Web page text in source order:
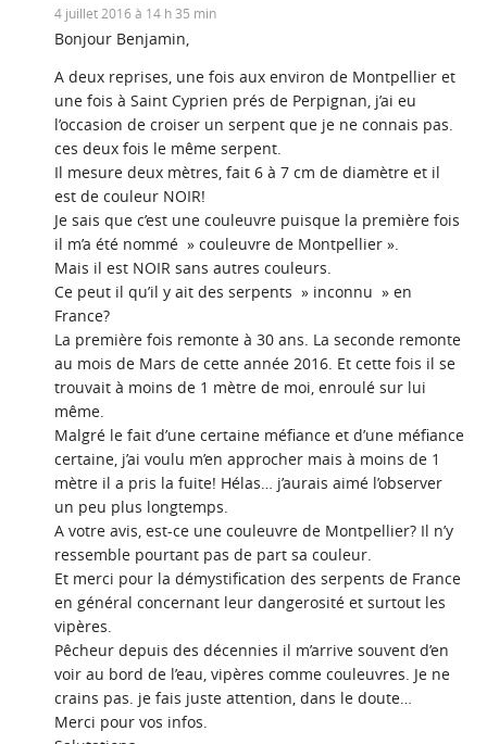
4 juillet 2016 à 14 h 35 min
Bonjour Benjamin,
A deux reprises, une fois aux environ de Montpellier et
une fois à Saint Cyprien prés de Perpignan, j’ai eu
l’occasion de croiser un serpent que je ne connais pas.
ces deux fois le même serpent.
Il mesure deux mètres, fait 6 à 7 cm de diamètre et il
est de couleur NOIR!
Je sais que c’est une couleuvre puisque la première fois
il m’a été nommé » couleuvre de Montpellier ».
Mais il est NOIR sans autres couleurs.
Ce peut il qu’il y ait des serpents » inconnu » en
France?
La première fois remonte à 30 ans. La seconde remonte
au mois de Mars de cette année 2016. Et cette fois il se
trouvait à moins de 1 mètre de moi, enroulé sur lui
même.
Malgré le fait d’une certaine méfiance et d’une méfiance
certaine, j’ai voulu m’en approcher mais à moins de 1
mètre il a pris la fuite! Hélas… j’aurais aimé l’observer
un peu plus longtemps.
A votre avis, est-ce une couleuvre de Montpellier? Il n’y
ressemble pourtant pas de part sa couleur.
Et merci pour la démystification des serpents de France
en général concernant leur dangerosité et surtout les
vipères.
Pêcheur depuis des décennies il m’arrive souvent d’en
voir au bord de l’eau, vipères comme couleuvres. Je ne
crains pas. je fais juste attention, dans le doute…
Merci pour vos infos.